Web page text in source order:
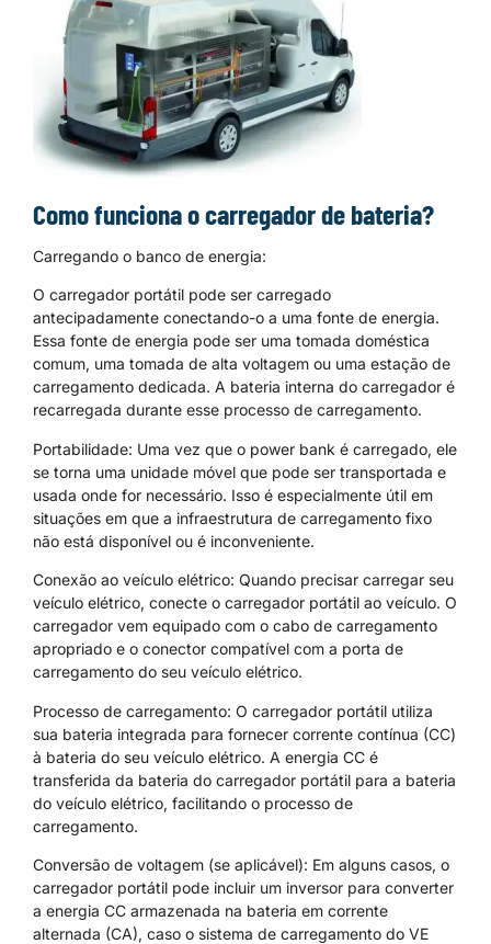
Como funciona o carregador de bateria?
Carregando o banco de energia:
O carregador portátil pode ser carregado
antecipadamente conectando-o a uma fonte de energia.
Essa fonte de energia pode ser uma tomada doméstica
comum, uma tomada de alta voltagem ou uma estação de
carregamento dedicada. A bateria interna do carregador é
recarregada durante esse processo de carregamento.
Portabilidade: Uma vez que o power bank é carregado, ele
se torna uma unidade móvel que pode ser transportada e
usada onde for necessário. Isso é especialmente útil em
situações em que a infraestrutura de carregamento fixo
não está disponível ou é inconveniente.
Conexão ao veículo elétrico: Quando precisar carregar seu
veículo elétrico, conecte o carregador portátil ao veículo. O
carregador vem equipado com o cabo de carregamento
apropriado e o conector compatível com a porta de
carregamento do seu veículo elétrico.
Processo de carregamento: O carregador portátil utiliza
sua bateria integrada para fornecer corrente contínua (CC)
à bateria do seu veículo elétrico. A energia CC é
transferida da bateria do carregador portátil para a bateria
do veículo elétrico, facilitando o processo de
carregamento.
Conversão de voltagem (se aplicável): Em alguns casos, o
carregador portátil pode incluir um inversor para converter
a energia CC armazenada na bateria em corrente
alternada (CA), caso o sistema de carregamento do VE